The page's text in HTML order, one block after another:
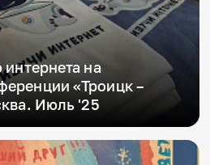
на
«Троицк –
Июль '25